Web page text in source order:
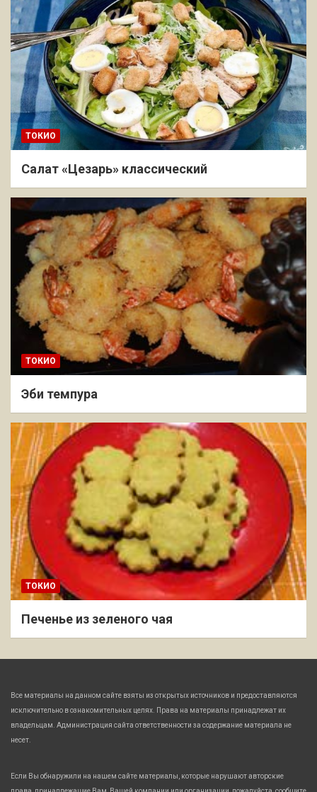
ТОКИО
Салат «Цезарь» классический
ТОКИО
Эби темпура
ТОКИО
Печенье из зеленого чая
Все материалы на данном сайте взяты из открытых источников и предоставляются
исключительно в ознакомительных целях. Права на материалы принадлежат их
владельцам. Администрация сайта ответственности за содержание материала не
несет.
Если Вы обнаружили на нашем сайте материалы, которые нарушают авторские